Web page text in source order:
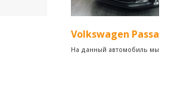
Volkswagen Passat
На данный автомобиль мы